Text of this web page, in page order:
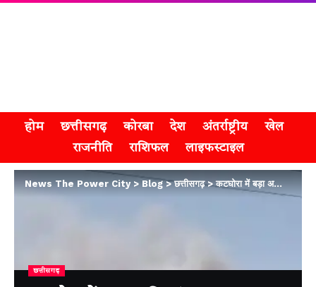
होम छत्तीसगढ़ कोरबा देश अंतर्राष्ट्रीय
खेल
राजनीति
राशिफल लाइफस्टाइल
News The Power City> Blog>छत्तीसगढ़>कटघोरा में बड़ा अग्निकांड: पटाखा गोदाम जलकर खाक, नुकसान का आकलन जारी
छत्तीसगढ़